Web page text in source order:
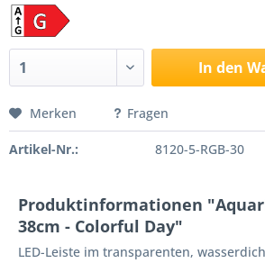
In den
Merken Fragen
Artikel-Nr.: 8120-5-RGB-30
Produktinformationen
38cm - Colorful Day"
LED-Leiste im transparenten,